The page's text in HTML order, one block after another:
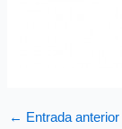
← Entrada anterior